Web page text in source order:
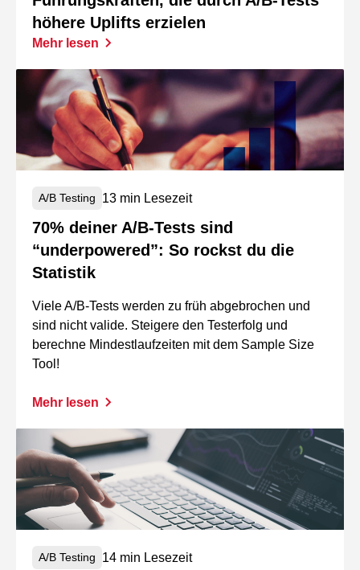
höhere Uplifts erzielen
Mehr lesen
A/B Testing 13 min Lesezeit
70% deiner A/B-Tests sind
“underpowered”: So rockst du die
Statistik
Viele A/B-Tests werden zu früh abgebrochen und
sind nicht valide. Steigere den Testerfolg und
berechne Mindestlaufzeiten mit dem Sample Size
Tool!
Mehr lesen
A/B Testing 14 min Lesezeit